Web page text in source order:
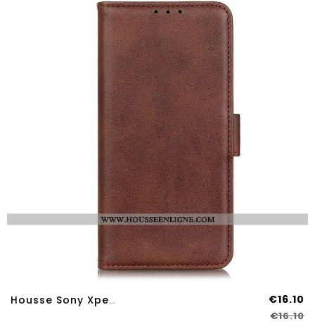
Housse Sony Xperia 10 IV Double Fermoir €16.10
€16.10